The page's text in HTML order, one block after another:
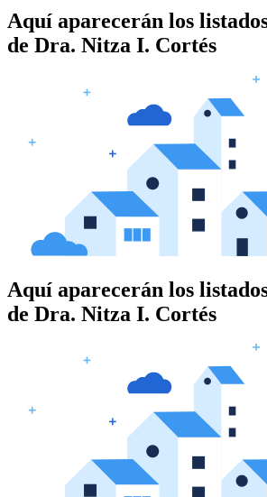
Aquí aparecerán los
de Dra. Nitza I. Cortés
Aquí aparecerán los
de Dra. Nitza I. Cortés